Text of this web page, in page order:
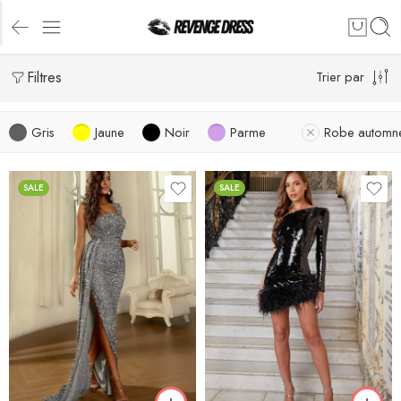
Filtres Trier par
Gris Jaune Noir Parme Robe
SALE SALE